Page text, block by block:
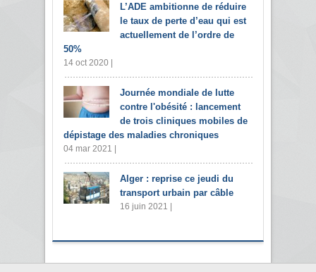
L’ADE ambitionne de réduire
le taux de perte d’eau qui est
actuellement de l’ordre de
50%
14 oct 2020 |
Journée mondiale de lutte
contre l'obésité : lancement
de trois cliniques mobiles de
dépistage des maladies chroniques
04 mar 2021 |
Alger : reprise ce jeudi du
transport urbain par câble
16 juin 2021 |